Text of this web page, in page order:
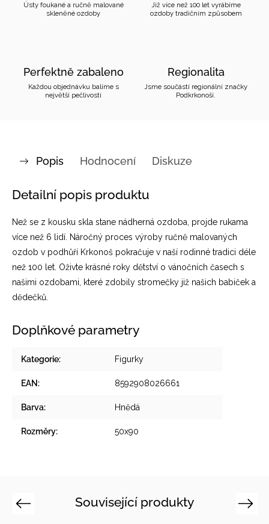
Ústy foukané a ručně malované
skleněné ozdoby
Již více než 100 let vyrábíme
ozdoby tradičním způsobem
Perfektně zabaleno
Každou objednávku balíme s
největší pečlivostí
Regionalita
Jsme součástí regionální značky
Podkrkonoší.
Popis Hodnocení Diskuze
Detailní popis produktu
Než se z kousku skla stane nádherná ozdoba, projde rukama
více než 6 lidí. Náročný proces výroby ručně malovaných
ozdob v podhůří Krkonoš pokračuje v naší rodinné tradici déle
než 100 let. Oživte krásné roky dětství o vánočních časech s
našimi ozdobami, které zdobily stromečky již našich babiček a
dědečků.
Doplňkové parametry
Kategorie: Figurky
EAN : 8592908026661
Barva: Hnědá
Rozměry: 50x90
Související produkty
Previous Next